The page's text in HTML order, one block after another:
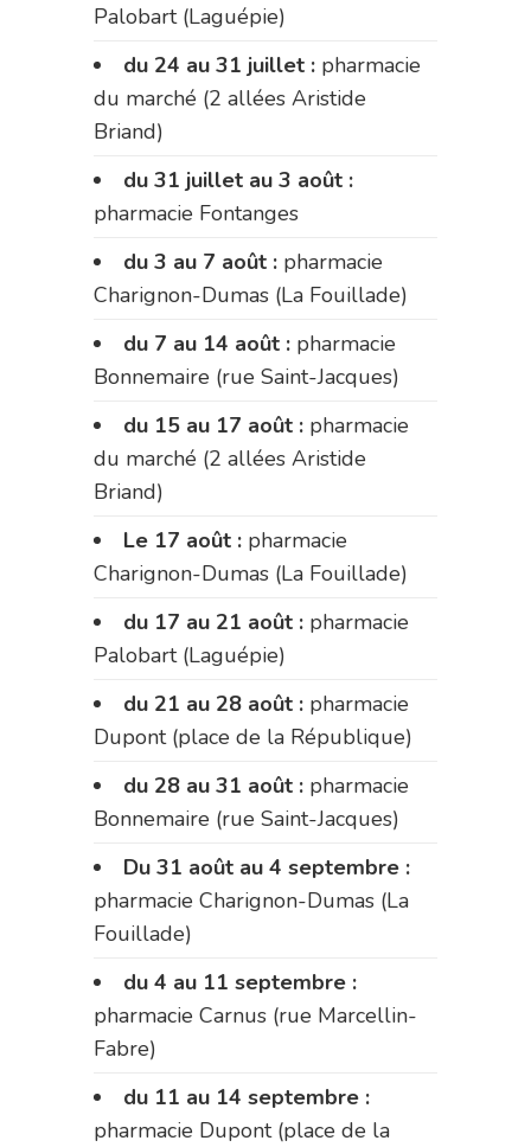
Palobart (Laguépie)
du 24 au 31 juillet : pharmacie
du marché (2 allées Aristide
Briand)
du 31 juillet au 3 août :
pharmacie Fontanges
du 3 au 7 août : pharmacie
Charignon-Dumas (La Fouillade)
du 7 au 14 août : pharmacie
Bonnemaire (rue Saint-Jacques)
du 15 au 17 août : pharmacie
du marché (2 allées Aristide
Briand)
Le 17 août : pharmacie
Charignon-Dumas (La Fouillade)
du 17 au 21 août : pharmacie
Palobart (Laguépie)
du 21 au 28 août : pharmacie
Dupont (place de la République)
du 28 au 31 août : pharmacie
Bonnemaire (rue Saint-Jacques)
Du 31 août au 4 septembre :
pharmacie Charignon-Dumas (La
Fouillade)
du 4 au 11 septembre :
pharmacie Carnus (rue Marcellin-
Fabre)
du 11 au 14 septembre :
pharmacie Dupont (place de la